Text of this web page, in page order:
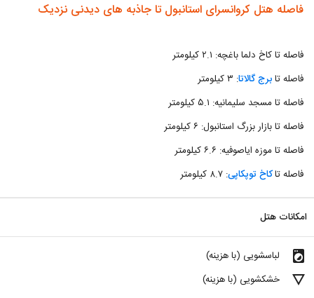
فاصله هتل کروانسرای استانبول تا جاذبه های دیدنی نزدیک
فاصله تا کاخ دلما باغچه: ۲.۱ کیلومتر
فاصله تابرج گالاتا: ۳ کیلومتر
فاصله تا مسجد سلیمانیه: ۵.۱ کیلومتر
فاصله تا بازار بزرگ استانبول: ۶ کیلومتر
فاصله تا موزه ایاصوفیه: ۶.۶ کیلومتر
فاصله تاکاخ توپکاپی: ۸.۷ کیلومتر
امکانات هتل
local_laundry_service لباسشویی (با هزینه)
details خشکشویی (با هزینه)